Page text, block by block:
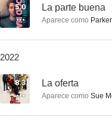
5.0 La parte buena
Aparece como Parker
2022
8.3 La oferta
Aparece como Sue